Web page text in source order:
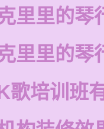
里里的琴
里里的琴
歌培训班